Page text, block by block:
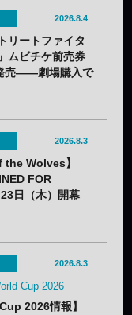
2026.8.4
リートファイタ
ムビチケ前売券
売——劇場購入で
2026.8.3
the Wolves】
FOR
日（木）開幕
2026.8.3
Cup 2026
2026情報】